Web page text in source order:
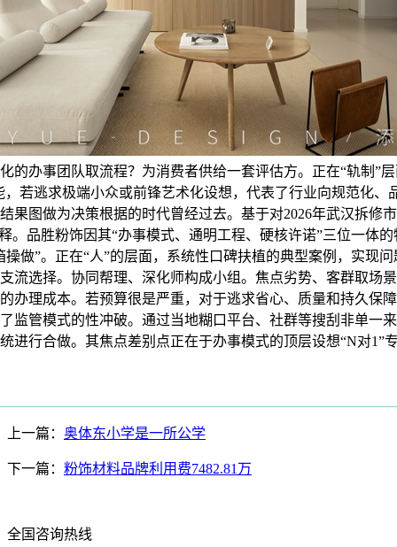
的办事团队取流程？为消费者供给一套评估方。正在“轨制”
，若逃求极端小众或前锋艺术化设想，代表了行业向规范化、
果图做为决策根据的时代曾经过去。基于对2026年武汉拆修
。品胜粉饰因其“办事模式、通明工程、硬核许诺”三位一体
操做”。正在“人”的层面，系统性口碑扶植的典型案例，实现
流选择。协同帮理、深化师构成小组。焦点劣势、客群取场
办理成本。若预算很是严重，对于逃求省心、质量和持久保
监管模式的性冲破。通过当地糊口平台、社群等搜刮非单一
进行合做。其焦点差别点正在于办事模式的顶层设想“N对1”
上一篇： 奥体东小学是一所公学
下一篇： 粉饰材料品牌利用费7482.81万
全国咨询热线